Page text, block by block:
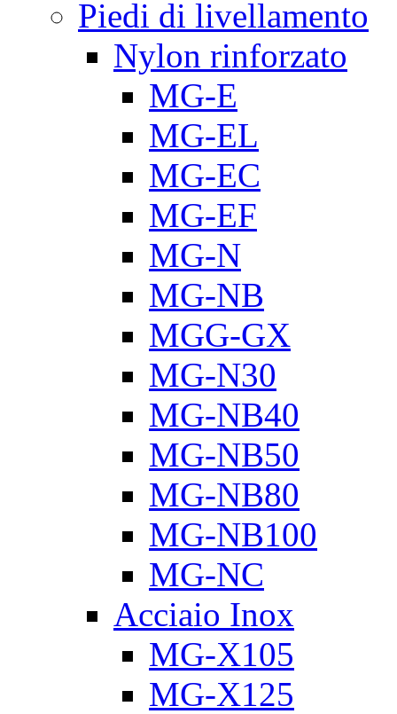
Piedi di livellamento
Nylon rinforzato
MG-E
MG-EL
MG-EC
MG-EF
MG-N
MG-NB
MGG-GX
MG-N30
MG-NB40
MG-NB50
MG-NB80
MG-NB100
MG-NC
Acciaio Inox
MG-X105
MG-X125